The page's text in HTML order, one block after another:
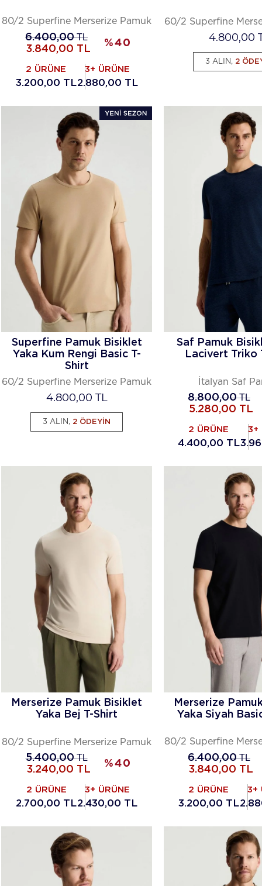
80/2 Superfine Merserize Pamuk
6.400,00TL
3.840,00 TL
%40
2 ÜRÜNE
3.200,00 TL
3+ ÜRÜNE
2.880,00 TL
60/2 Superfine
4.800,00
3 ALIN, 2
Superfine Pamuk Bisiklet
Yaka Kum Rengi Basic T-
Shirt
60/2 Superfine Merserize Pamuk
4.800,00 TL
3 ALIN, 2 ÖDEYİN
Saf Pamuk
Lacivert Triko
İtalyan Saf
8.800,00TL
5.280,00 TL
2 ÜRÜNE
4.400,00 TL
3+
Merserize Pamuk Bisiklet
Yaka Bej T-Shirt
80/2 Superfine Merserize Pamuk
5.400,00TL
3.240,00 TL
%40
2 ÜRÜNE
2.700,00 TL
3+ ÜRÜNE
2.430,00 TL
Merserize
Yaka Siyah
80/2 Superfine
6.400,00TL
3.840,00 TL
2 ÜRÜNE
3.200,00 TL
3+